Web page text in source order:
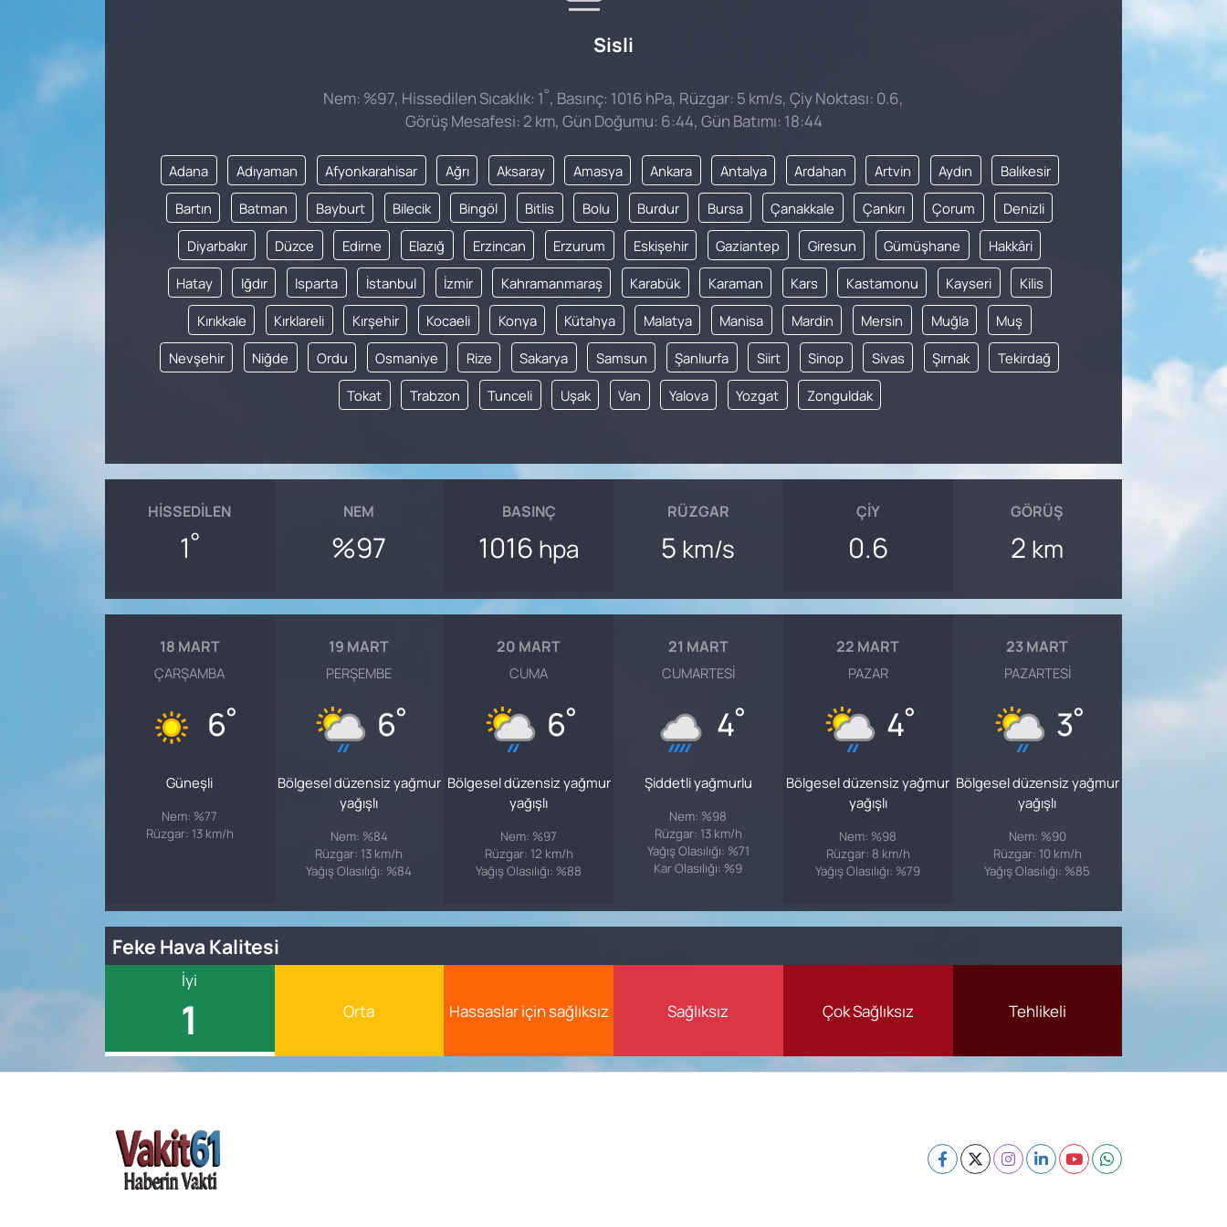
Sisli
Nem: %97, Hissedilen Sıcaklık: 1°, Basınç: 1016 hPa, Rüzgar: 5 km/s, Çiy Noktası: 0.6,
Görüş Mesafesi: 2 km, Gün Doğumu: 6:44, Gün Batımı: 18:44
Adana Adıyaman Afyonkarahisar Ağrı Aksaray Amasya Ankara Antalya Ardahan Artvin Aydın Balıkesir
Bartın Batman Bayburt Bilecik Bingöl Bitlis Bolu Burdur Bursa Çanakkale Çankırı Çorum Denizli
Diyarbakır Düzce Edirne Elazığ Erzincan Erzurum Eskişehir Gaziantep Giresun Gümüşhane Hakkâri
Hatay Iğdır Isparta İstanbul İzmir Kahramanmaraş Karabük Karaman Kars Kastamonu Kayseri Kilis
Kırıkkale Kırklareli Kırşehir Kocaeli Konya Kütahya Malatya Manisa Mardin Mersin Muğla Muş
Nevşehir Niğde Ordu Osmaniye Rize Sakarya Samsun Şanlıurfa Siirt Sinop Sivas Şırnak Tekirdağ
Tokat Trabzon Tunceli Uşak Van Yalova Yozgat Zonguldak
HISSEDILEN
1°
NEM
%97
BASINÇ
1016 hpa
RÜZGAR
5 km/s
ÇIY
0.6
GÖRÜŞ
2 km
18 MART
ÇARŞAMBA
6°
Güneşli
Nem: %77
Rüzgar: 13 km/h
19 MART
PERŞEMBE
6°
Bölgesel düzensiz yağmur
yağışlı
Nem: %84
Rüzgar: 13 km/h
Yağış Olasılığı: %84
20 MART
CUMA
6°
Bölgesel düzensiz yağmur
yağışlı
Nem: %97
Rüzgar: 12 km/h
Yağış Olasılığı: %88
21 MART
CUMARTESI
4°
Şiddetli yağmurlu
Nem: %98
Rüzgar: 13 km/h
Yağış Olasılığı: %71
Kar Olasılığı: %9
22 MART
PAZAR
4°
Bölgesel düzensiz yağmur
yağışlı
Nem: %98
Rüzgar: 8 km/h
Yağış Olasılığı: %79
23 MART
PAZARTESI
3°
Bölgesel düzensiz yağmur
yağışlı
Nem: %90
Rüzgar: 10 km/h
Yağış Olasılığı: %85
Feke Hava Kalitesi
İyi
1 Orta Hassaslar için sağlıksız Sağlıksız Çok Sağlıksız Tehlikeli